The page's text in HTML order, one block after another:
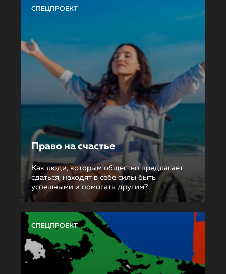
СПЕЦПРОЕКТ
Право на счастье
Как люди, которым общество предлагает
сдаться, находят в себе силы быть
успешными и помогать другим?
СПЕЦПРОЕКТ